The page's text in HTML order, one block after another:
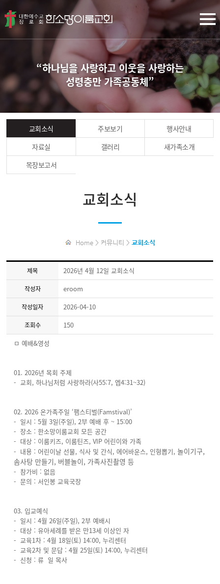
“하나님을 사랑하고 이웃을 사랑하는
성령충만 가족공동체”
교회소식 주보보기
행사안내
자료실
갤러리
새가족소개
목장보고서
교회소식
Home > 커뮤니티 > 교회소식
제목 2026년 4월 12일 교회소식
작성자 eroom
작성일자 2026-04-10
조회수
150
ㅁ 예배&영성
01. 2026년 목회 주제
- 교회, 하나님처럼 사랑하라(사55:7, 엡4:31~32)
02. 2026 온가족주일 ‘팸스티벌(Famstival)’
- 일시 : 5월 3일(주일), 2부 예배 후 ~ 15:00
- 장소 : 한소망이룸교회 모든 공간
- 대상 : 이룸키즈, 이룸틴즈, VIP 어린이와 가족
- 내용 : 어린이날 선물, 식사 및 간식, 에어바운스, 인형뽑기,놀이기구,
솜사탕 만들기, 버블놀이, 가족사진촬영 등
- 참가비 : 없음
- 문의 : 서인봉 교육국장
03. 입교예식
- 일시 : 4월 26일(주일), 2부 예배시
- 대상 : 유아세례를 받은 만13세 이상인 자
- 교육1차 : 4월 18일(토) 14:00, 누리센터
- 교육2차 및 문답 : 4월 25일(토) 14:00, 누리센터
- 신청 : 류 일 목사